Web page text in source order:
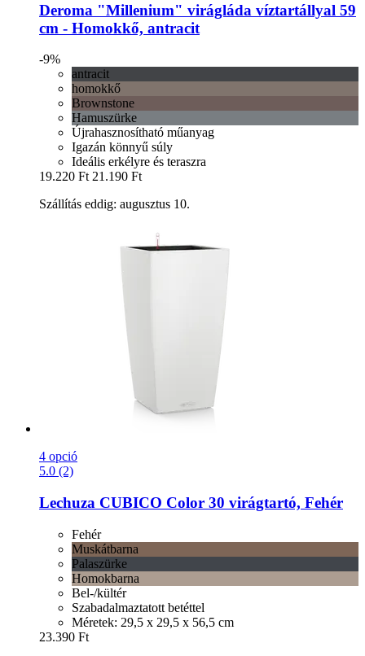
Deroma "Millenium" virágláda víztartállyal 59
cm -​ Homokkő, antracit
-9%
antracit
homokkő
Brownstone
Hamuszürke
Újrahasznosítható műanyag
Igazán könnyű súly
Ideális erkélyre és teraszra
19.220 Ft 21.190 Ft
Szállítás eddig: augusztus 10.
4 opció
5.0 (2)
Lechuza CUBICO Color 30 virágtartó, Fehér
Fehér
Muskátbarna
Palaszürke
Homokbarna
Bel-/kültér
Szabadalmaztatott betéttel
Méretek: 29,5 x 29,5 x 56,5 cm
23.390 Ft